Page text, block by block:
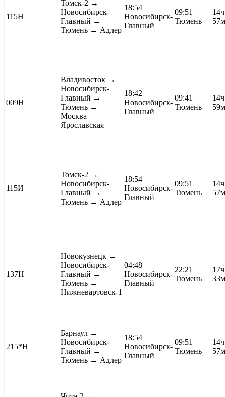
115Н
Томск-2 →
Новосибирск-
Главный →
Тюмень → Адлер
18:54
Новосибирск-
Главный
09:51
Тюмень
14ч
57м
009Н
Владивосток →
Новосибирск-
Главный →
Тюмень →
Москва
Ярославская
18:42
Новосибирск-
Главный
09:41
Тюмень
14ч
59м
115И
Томск-2 →
Новосибирск-
Главный →
Тюмень → Адлер
18:54
Новосибирск-
Главный
09:51
Тюмень
14ч
57м
137Н
Новокузнецк →
Новосибирск-
Главный →
Тюмень →
Нижневартовск-1
04:48
Новосибирск-
Главный
22:21
Тюмень
17ч
33м
215*Н
Барнаул →
Новосибирск-
Главный →
Тюмень → Адлер
18:54
Новосибирск-
Главный
09:51
Тюмень
14ч
57м